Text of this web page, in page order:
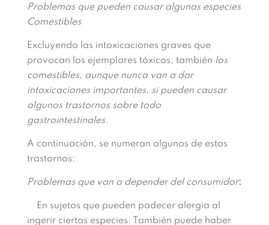
Problemas que pueden causar algunas especies
Comestibles
Excluyendo las intoxicaciones graves que
provocan los ejemplares tóxicos, también los
comestibles, aunque nunca van a dar
intoxicaciones importantes, si pueden causar
algunos trastornos sobre todo
gastrointestinales.
A continuación, se numeran algunos de estos
trastornos:
Problemas que van a depender del consumidor:
En sujetos que pueden padecer alergia al
ingerir ciertas especies. También puede haber